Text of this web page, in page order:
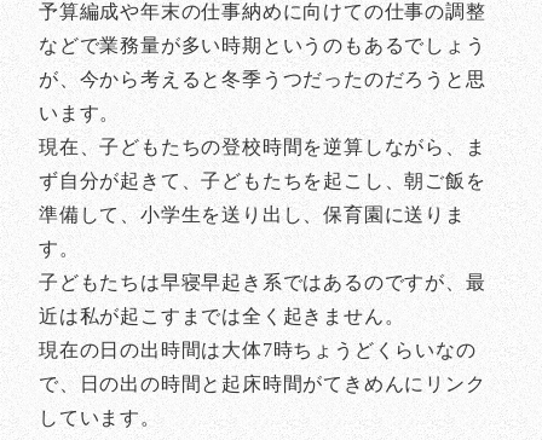
予算編成や年末の仕事納めに向けての仕事の調整
などで業務量が多い時期というのもあるでしょう
が、今から考えると冬季うつだったのだろうと思
います。
現在、子どもたちの登校時間を逆算しながら、ま
ず自分が起きて、子どもたちを起こし、朝ご飯を
準備して、小学生を送り出し、保育園に送りま
す。
子どもたちは早寝早起き系ではあるのですが、最
近は私が起こすまでは全く起きません。
現在の日の出時間は大体7時ちょうどくらいなの
で、日の出の時間と起床時間がてきめんにリンク
しています。